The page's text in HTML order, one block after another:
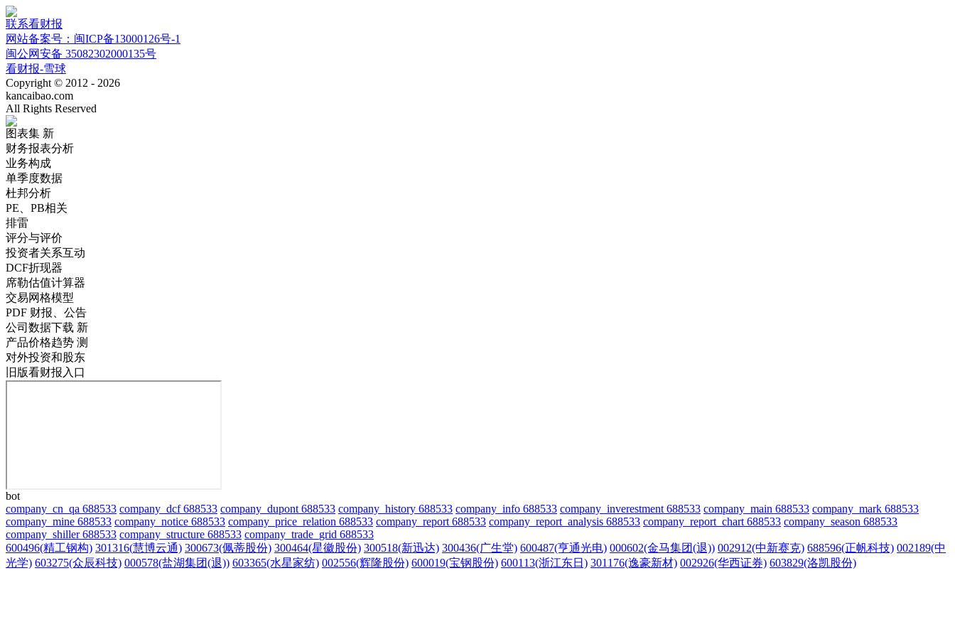
联系看财报
网站备案号：闽ICP备13000126号-1
闽公网安备 35082302000135号
看财报-雪球
Copyright © 2012 - 2026
kancaibao.com
All Rights Reserved
图表集 新
财务报表分析
业务构成
单季度数据
杜邦分析
PE、PB相关
排雷
评分与评价
投资者关系互动
DCF折现器
席勒估值计算器
交易网格模型
PDF 财报、公告
公司数据下载 新
产品价格趋势 测
对外投资和股东
旧版看财报入口
bot
company_cn_qa 688533 company_dcf 688533 company_dupont 688533 company_history 688533 company_info 688533 company_inverestment 688533 company_main 688533 company_mark 688533
company_mine 688533 company_notice 688533 company_price_relation 688533 company_report 688533 company_report_analysis 688533 company_report_chart 688533 company_season 688533
company_shiller 688533 company_structure 688533 company_trade_grid 688533
600496(精工钢构) 301316(慧博云通) 300673(佩蒂股份) 300464(星徽股份) 300518(新迅达) 300436(广生堂) 600487(亨通光电) 000602(金马集团(退)) 002912(中新赛克) 688596(正帆科技) 002189(中
光学) 603275(众辰科技) 000578(盐湖集团(退)) 603365(水星家纺) 002556(辉隆股份) 600019(宝钢股份) 600113(浙江东日) 301176(逸豪新材) 002926(华西证券) 603829(洛凯股份)